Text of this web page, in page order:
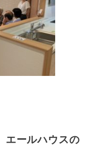
ールハウスの